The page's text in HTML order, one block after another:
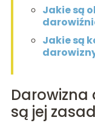
Jakie są
Jakie są
Darowizna
są jej